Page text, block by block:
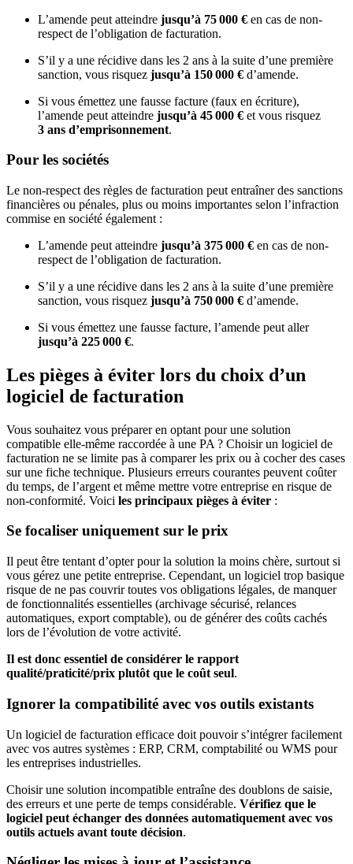
L’amende peut atteindre jusqu’à 75 000 € en cas de non-
respect de l’obligation de facturation.
S’il y a une récidive dans les 2 ans à la suite d’une première
sanction, vous risquez jusqu’à 150 000 € d’amende.
Si vous émettez une fausse facture (faux en écriture),
l’amende peut atteindre jusqu’à 45 000 € et vous risquez
3 ans d’emprisonnement.
Pour les sociétés
Le non-respect des règles de facturation peut entraîner des sanctions
financières ou pénales, plus ou moins importantes selon l’infraction
commise en société également :
L’amende peut atteindre jusqu’à 375 000 € en cas de non-
respect de l’obligation de facturation.
S’il y a une récidive dans les 2 ans à la suite d’une première
sanction, vous risquez jusqu’à 750 000 € d’amende.
Si vous émettez une fausse facture, l’amende peut aller
jusqu’à 225 000 €.
Les pièges à éviter lors du choix d’un
logiciel de facturation
Vous souhaitez vous préparer en optant pour une solution
compatible elle-même raccordée à une PA ? Choisir un logiciel de
facturation ne se limite pas à comparer les prix ou à cocher des cases
sur une fiche technique. Plusieurs erreurs courantes peuvent coûter
du temps, de l’argent et même mettre votre entreprise en risque de
non-conformité. Voici les principaux pièges à éviter :
Se focaliser uniquement sur le prix
Il peut être tentant d’opter pour la solution la moins chère, surtout si
vous gérez une petite entreprise. Cependant, un logiciel trop basique
risque de ne pas couvrir toutes vos obligations légales, de manquer
de fonctionnalités essentielles (archivage sécurisé, relances
automatiques, export comptable), ou de générer des coûts cachés
lors de l’évolution de votre activité.
Il est donc essentiel de considérer le rapport
qualité/praticité/prix plutôt que le coût seul.
Ignorer la compatibilité avec vos outils existants
Un logiciel de facturation efficace doit pouvoir s’intégrer facilement
avec vos autres systèmes : ERP, CRM, comptabilité ou WMS pour
les entreprises industrielles.
Choisir une solution incompatible entraîne des doublons de saisie,
des erreurs et une perte de temps considérable. Vérifiez que le
logiciel peut échanger des données automatiquement avec vos
outils actuels avant toute décision.